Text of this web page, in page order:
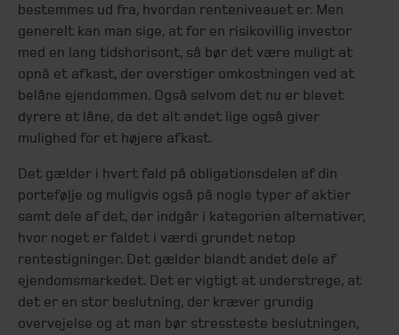
bestemmes ud fra, hvordan renteniveauet er. Men
generelt kan man sige, at for en risikovillig investor
med en lang tidshorisont, så bør det være muligt at
opnå et afkast, der overstiger omkostningen ved at
belåne ejendommen. Også selvom det nu er blevet
dyrere at låne, da det alt andet lige også giver
mulighed for et højere afkast.
Det gælder i hvert fald på obligationsdelen af din
portefølje og muligvis også på nogle typer af aktier
samt dele af det, der indgår i kategorien alternativer,
hvor noget er faldet i værdi grundet netop
rentestigninger. Det gælder blandt andet dele af
ejendomsmarkedet. Det er vigtigt at understrege, at
det er en stor beslutning, der kræver grundig
overvejelse og at man bør stressteste beslutningen,